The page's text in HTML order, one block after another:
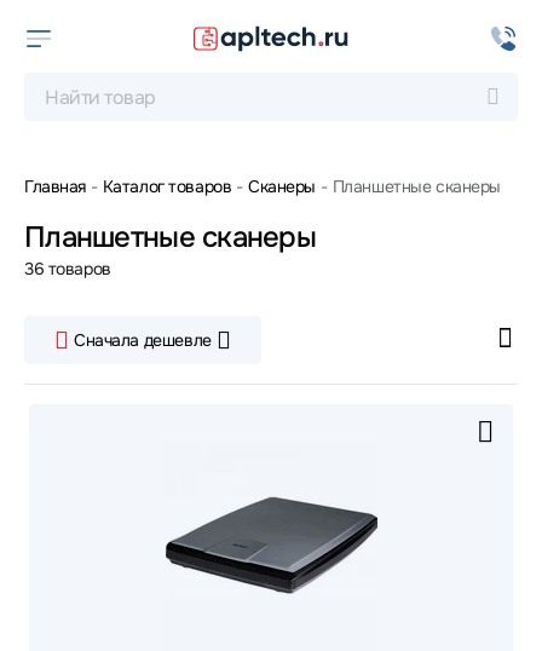
Главная Каталог товаров Сканеры Планшетные сканеры
Планшетные сканеры
36 товаров
Сначала дешевле